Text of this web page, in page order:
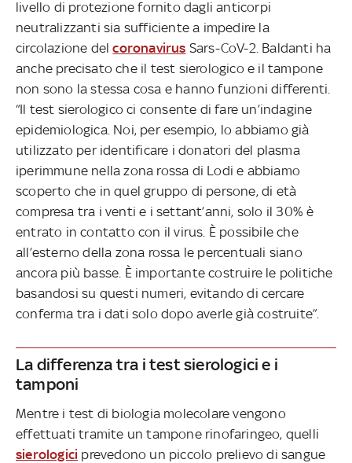
livello di protezione fornito dagli anticorpi
neutralizzanti sia sufficiente a impedire la
circolazione delcoronavirus Sars-CoV-2. Baldanti ha
anche precisato che il test sierologico e il tampone
non sono la stessa cosa e hanno funzioni differenti.
“Il test sierologico ci consente di fare un’indagine
epidemiologica. Noi, per esempio, lo abbiamo già
utilizzato per identificare i donatori del plasma
iperimmune nella zona rossa di Lodi e abbiamo
scoperto che in quel gruppo di persone, di età
compresa tra i venti e i settant’anni, solo il 30% è
entrato in contatto con il virus. È possibile che
all’esterno della zona rossa le percentuali siano
ancora più basse. È importante costruire le politiche
basandosi su questi numeri, evitando di cercare
conferma tra i dati solo dopo averle già costruite”.
La differenza tra i test sierologici e i
tamponi
Mentre i test di biologia molecolare vengono
effettuati tramite un tampone rinofaringeo, quelli
sierologici prevedono un piccolo prelievo di sangue